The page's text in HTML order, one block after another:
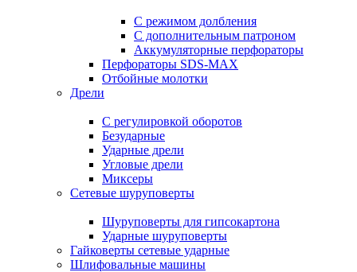
С режимом долбления
С дополнительным патроном
Аккумуляторные перфораторы
Перфораторы SDS-MAX
Отбойные молотки
Дрели
С регулировкой оборотов
Безударные
Ударные дрели
Угловые дрели
Миксеры
Сетевые шуруповерты
Шуруповерты для гипсокартона
Ударные шуруповерты
Гайковерты сетевые ударные
Шлифовальные машины